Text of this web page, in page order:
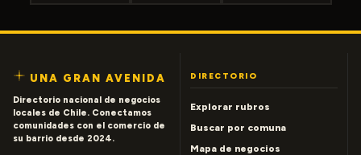
UNA GRAN AVENIDA
Directorio nacional de negocios
locales de Chile. Conectamos
comunidades con el comercio de
su barrio desde 2024.
DIRECTORIO
Explorar rubros
Buscar por comuna
Mapa de negocios